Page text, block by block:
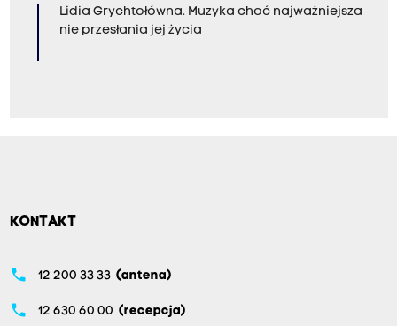
Lidia Grychtołówna. Muzyka choć najważniejsza
nie przesłania jej życia
KONTAKT
phone 12 200 33 33 (antena)
phone 12 630 60 00 (recepcja)